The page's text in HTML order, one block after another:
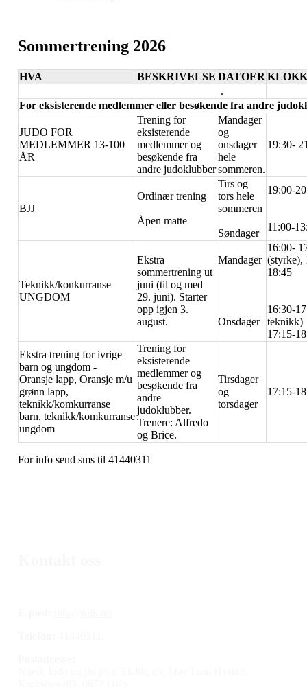
Sommertrening 2026
HVA BESKRIVELSE DATOER
.
For eksisterende medlemmer eller besøkende fra andre
JUDO FOR
MEDLEMMER 13-100
ÅR
Trening for
eksisterende
medlemmer og
besøkende fra
andre judoklubber
Mandager
og
onsdager
hele
sommeren.
19:30-
BJJ
Ordinær trening
Åpen matte
Tirs og
tors hele
sommeren
Søndager
19:00-
11:00-
Teknikk/konkurranse
UNGDOM
Ekstra
sommertrening ut
juni (til og med
29. juni). Starter
opp igjen 3.
august.
Mandager
Onsdager
16:00-
(styrke),
18:45
16:30-
teknikk)
17:15-
Ekstra trening for ivrige
barn og ungdom -
Oransje lapp, Oransje m/u
grønn lapp,
teknikk/komkurranse
barn, teknikk/komkurranse
ungdom
Trening for
eksisterende
medlemmer og
besøkende fra
andre
judoklubber.
Trenere: Alfredo
og Brice.
Tirsdager
og
torsdager
17:15-
For info send sms til 41440311